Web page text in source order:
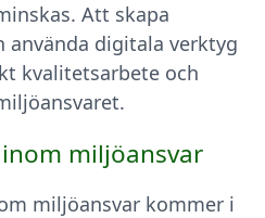
Att skapa
använda digitala verktyg
kvalitetsarbete och
miljöansvar
miljöansvar kommer i